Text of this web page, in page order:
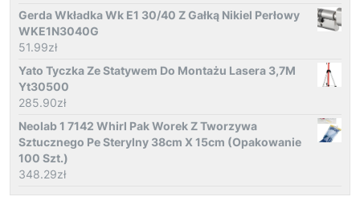
Gerda Wkładka Wk E1 30/40 Z Gałką Nikiel Perłowy
WKE1N3040G
51.99zł
Yato Tyczka Ze Statywem Do Montażu Lasera 3,7M
Yt30500
285.90zł
Neolab 1 7142 Whirl Pak Worek Z Tworzywa
Sztucznego Pe Sterylny 38cm X 15cm (Opakowanie
100 Szt.)
348.29zł